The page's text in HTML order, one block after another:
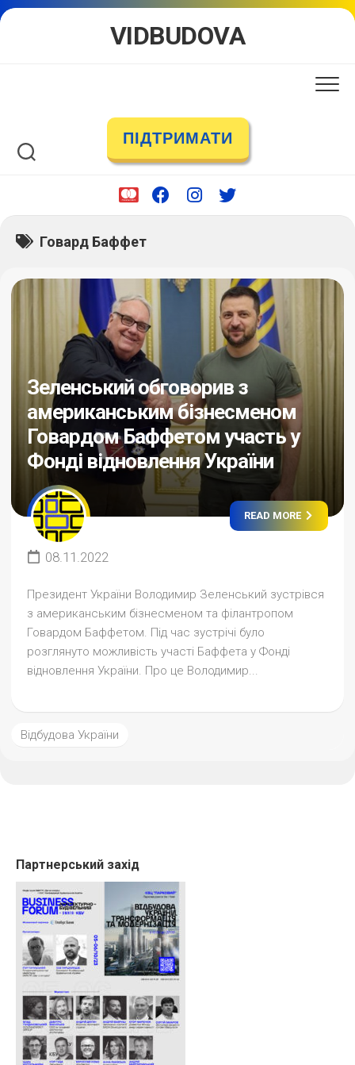
Skip
VIDBUDOVA
ПІДТРИМАТИ
Говард Баффет
Зеленський обговорив з
американським бізнесменом
Говардом Баффетом участь у
Фонді відновлення України
READ MORE
08.11.2022
Президент України Володимир Зеленський зустрівся
з американським бізнесменом та філантропом
Говардом Баффетом. Під час зустрічі було
розглянуто можливість участі Баффета у Фонді
відновлення України. Про це Володимир...
Відбудова України
Партнерський захід